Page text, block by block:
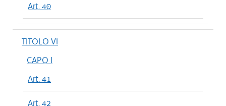
Art. 40
TITOLO VI
CAPO I
Art. 41
Art. 42